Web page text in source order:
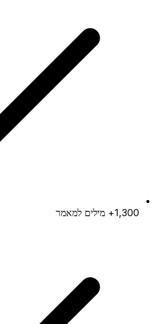
1,300+ מילים למאמר